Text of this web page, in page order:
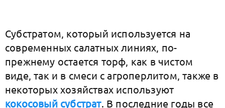
Субстратом, который используется на
современных салатных линиях, по-
прежнему остается торф, как в чистом
виде, так и в смеси с агроперлитом, также в
некоторых хозяйствах используют
кокосовый субстрат. В последние годы все